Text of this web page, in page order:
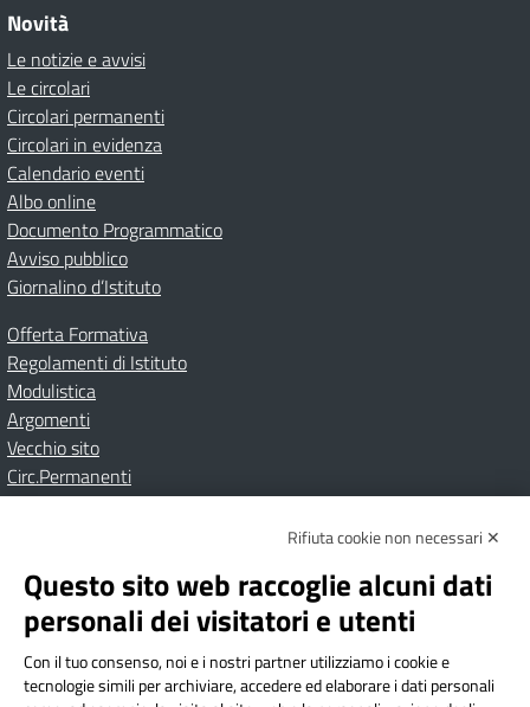
Novità
Le notizie e avvisi
Le circolari
Circolari permanenti
Circolari in evidenza
Calendario eventi
Albo online
Documento Programmatico
Avviso pubblico
Giornalino d’Istituto
Offerta Formativa
Regolamenti di Istituto
Modulistica
Argomenti
Vecchio sito
Circ.Permanenti
Albo onlinePrivacy Policy
Dichiarazione di accessibilità
Note Legali
Istituto Comprensivo Bricherasio
Via Cesare Bollea n. 3 - 10064 Bricherasio (TO) | P.E.O.:
Rifiuta cookie non necessari ✕
Questo sito web raccoglie alcuni dati
personali dei visitatori e utenti
Con il tuo consenso, noi e i nostri partner utilizziamo i cookie e
tecnologie simili per archiviare, accedere ed elaborare i dati personali